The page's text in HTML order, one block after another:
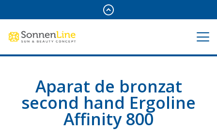
Aparat de bronzat
second hand Ergoline
Affinity 800